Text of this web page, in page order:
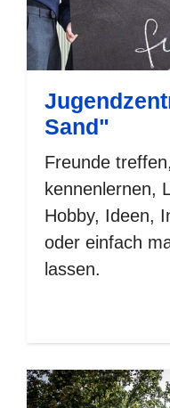
Sand"
Freunde
kennenlernen,
Hobby, Ideen,
oder einfach
lassen.